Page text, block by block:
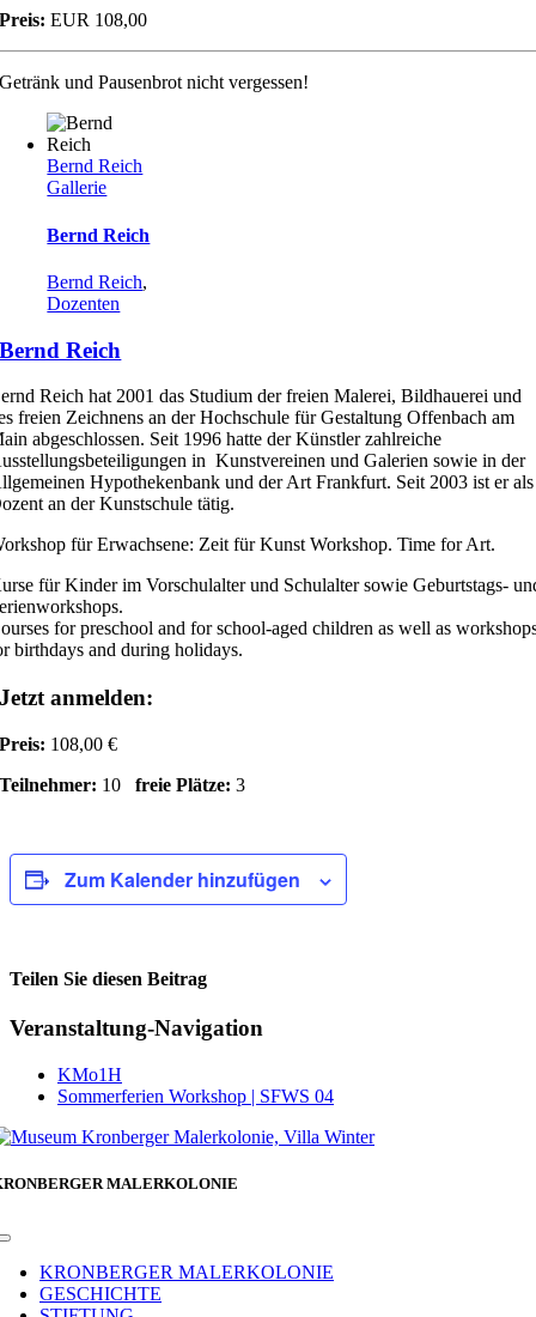
Preis: EUR 108,00
Getränk und Pausenbrot nicht vergessen!
Bernd Reich
Gallerie
Bernd Reich
Bernd Reich,
Dozenten
Bernd Reich
Reich hat 2001 das Studium der freien Malerei, Bildhauerei und
freien Zeichnens an der Hochschule für Gestaltung Offenbach am
abgeschlossen. Seit 1996 hatte der Künstler zahlreiche
in Kunstvereinen und Galerien sowie in der
Hypothekenbank und der Art Frankfurt. Seit 2003 ist er als
an der Kunstschule tätig.
für Erwachsene: Zeit für Kunst Workshop. Time for Art.
für Kinder im Vorschulalter und Schulalter sowie Geburtstags-
for preschool and for school-aged children as well as
birthdays and during holidays.
Jetzt anmelden:
Preis: 108,00 €
Teilnehmer: 10freie Plätze: 3
Zum Kalender hinzufügen
Teilen Sie diesen Beitrag
Facebook
Veranstaltung-Navigation
KMo1H
Sommerferien Workshop | SFWS 04
MALERKOLONIE
Toggle
NavigationKRONBERGER MALERKOLONIE
GESCHICHTE